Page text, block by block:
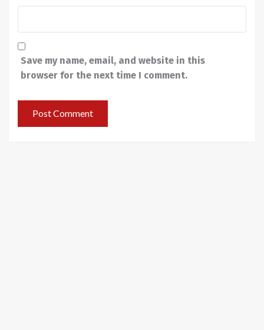
Save my name, email, and website in this
browser for the next time I comment.